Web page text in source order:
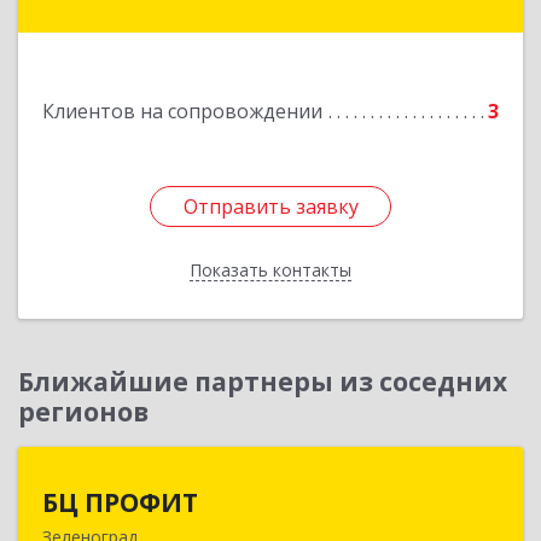
Клиентов на сопровождении 3
Отправить заявку
Показать контакты
Отправить заявку
Назад
Ближайшие партнеры из соседних
регионов
БЦ ПРОФИТ
Зеленоград